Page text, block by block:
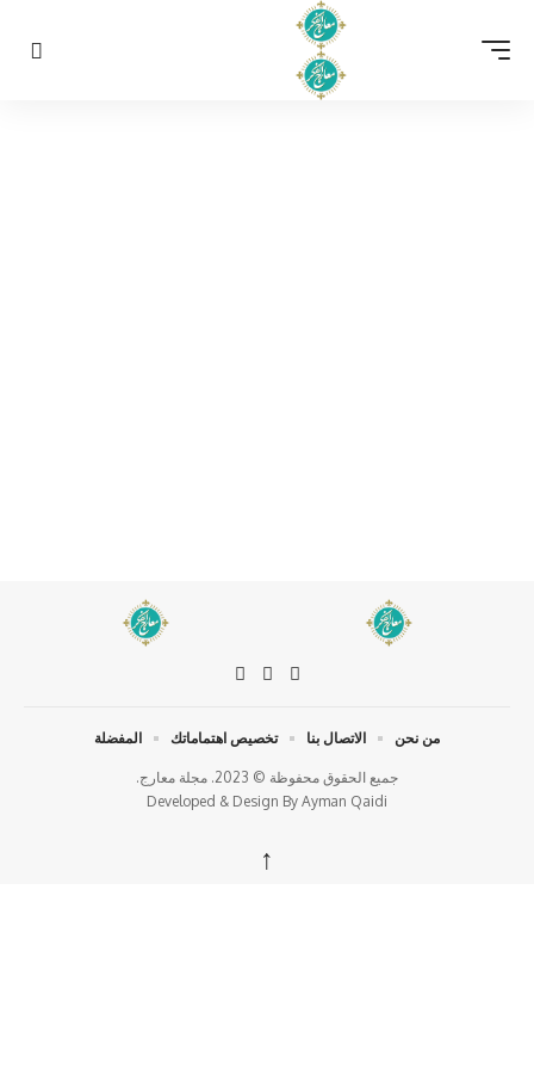
جميع الحقوق محفوظة © 2023. مجلة معارج.
Developed & Design By Ayman Qaidi
من نحن الاتصال بنا تخصيص اهتماماتك المفضلة
↑